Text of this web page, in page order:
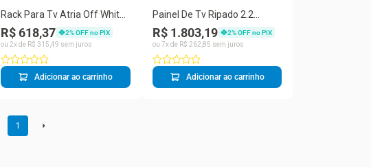
Rack Para Tv Atria Off White
Freijó
R$ 618,37 2% OFF no PIX
ou 2x de R$ 315 49 sem juros
Adicionar ao carrinho
Painel De Tv Ripado 2.2
Grenoble Nature
R$ 1.803,19 2% OFF no PIX
ou 7x de R$ 262 85 sem juros
Adicionar ao carrinho
1